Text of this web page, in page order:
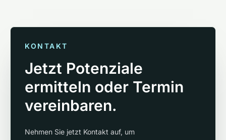
KONTAKT
Jetzt Potenziale
ermitteln oder Termin
vereinbaren.
Nehmen Sie jetzt Kontakt auf, um